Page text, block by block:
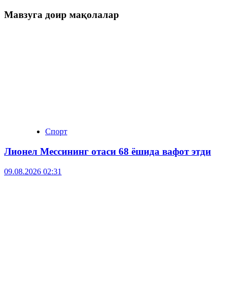
Мавзуга доир мақолалар
Спорт
Лионел Мессининг отаси 68 ёшида вафот этди
09.08.2026 02:31